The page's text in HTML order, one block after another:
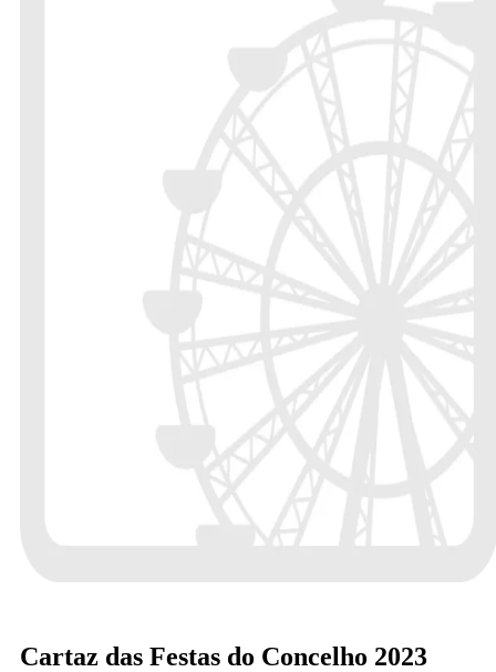
Cartaz das Festas do Concelho 2023